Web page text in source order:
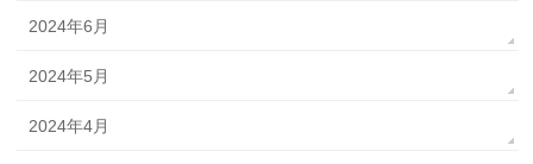
2024年6月
2024年5月
2024年4月